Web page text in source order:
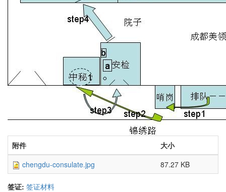
附件
大小
chengdu-consulate.jpg
87.27 KB
签证: 签证材料